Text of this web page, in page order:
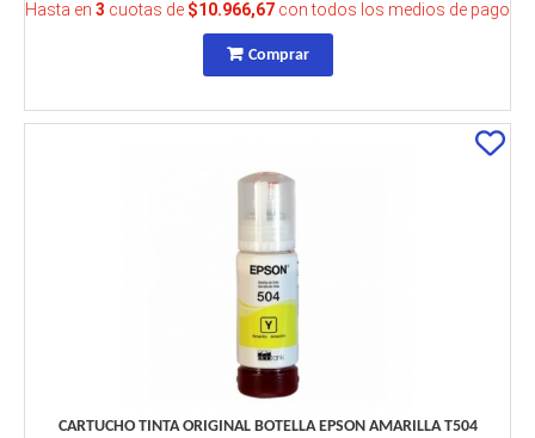
Hasta en 3 cuotas de $10.966,67 con todos los medios de pago
Comprar
CARTUCHO TINTA ORIGINAL BOTELLA EPSON AMARILLA T504